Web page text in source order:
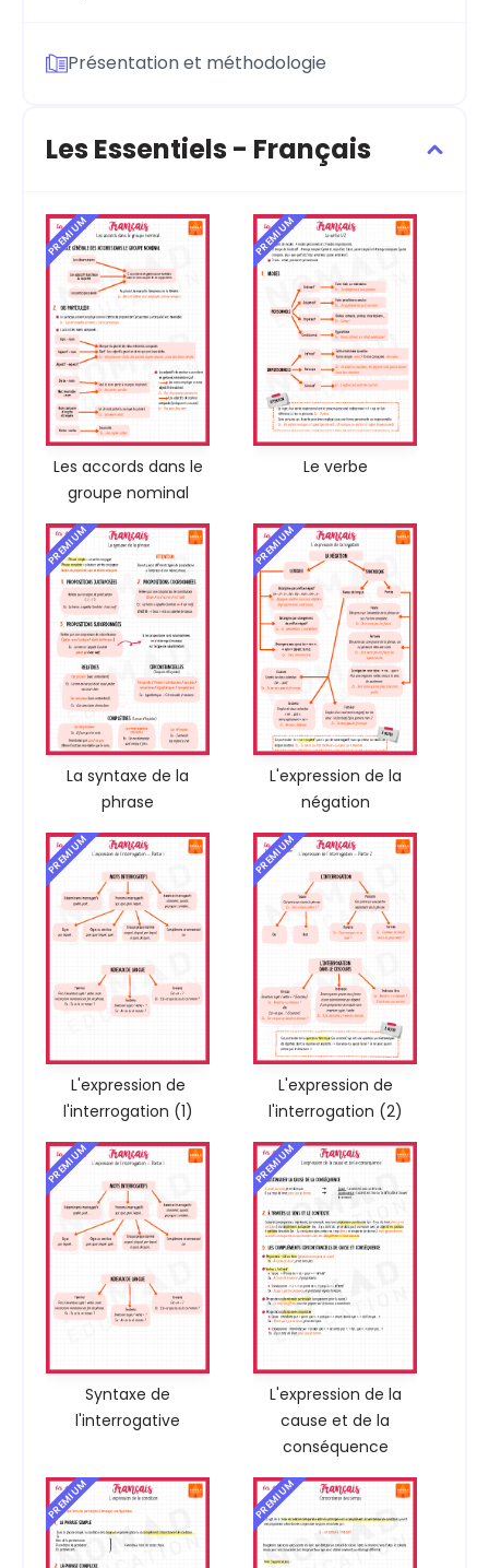
Présentation et méthodologie
Les Essentiels - Français
PREMIUM
Les accords dans le
groupe nominal
PREMIUM
Le verbe
PREMIUM
La syntaxe de la
phrase
PREMIUM
L'expression de la
négation
PREMIUM
L'expression de
l'interrogation (1)
PREMIUM
L'expression de
l'interrogation (2)
PREMIUM
Syntaxe de
l'interrogative
PREMIUM
L'expression de la
cause et de la
conséquence
PREMIUM PREMIUM